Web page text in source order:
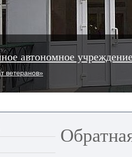
автономное
ветеранов»